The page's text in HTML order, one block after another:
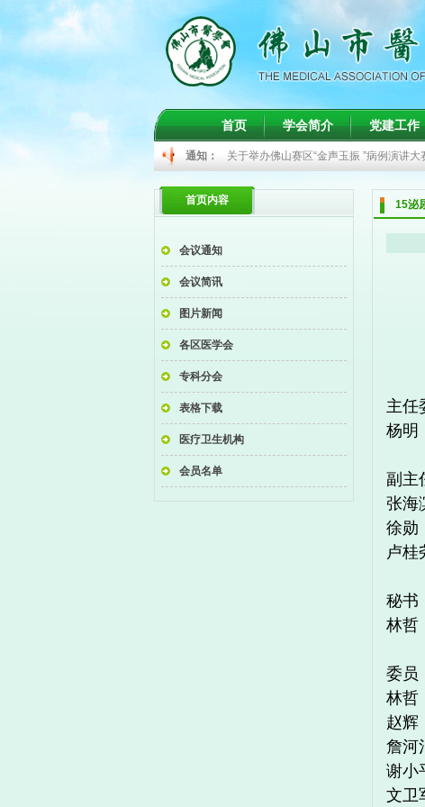
首页 学会简介 党建工作
通知：
关于举办儿科常见病的精准诊治学习班的
关于举办佛山赛区“金声玉振 ”病例演讲大
关于召开2026年甲状腺癌规范化诊疗会议
关于肾脏病学分会2026年年度学术会议
首页内容
会议通知
会议简讯
图片新闻
各区医学会
专科分会
表格下载
医疗卫生机构
会员名单
15泌
主任
杨明
副主
张海
徐勋
卢桂
秘书
林哲
委员
林哲
赵辉
詹河
谢小
文卫